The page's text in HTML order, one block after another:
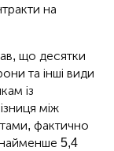
на
що десятки
та інші види
із
між
фактично
5,4